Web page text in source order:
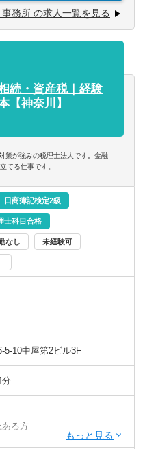
務所 の求人一覧を見る
続・資産税｜経験
【神奈川】
策が強みの税理士法人です。金融
てる仕事です。
日商簿記検定2級
士科目合格
なし 未経験可
5-10中屋第2ビル3F
る方